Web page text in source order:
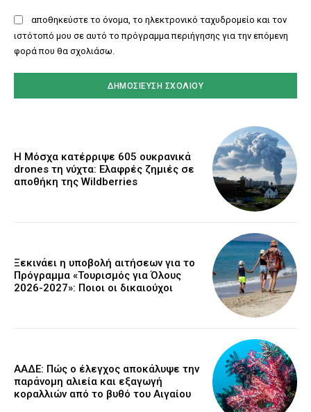
αποθηκεύστε το όνομα, το ηλεκτρονικό ταχυδρομείο και τον
ιστότοπό μου σε αυτό το πρόγραμμα περιήγησης για την επόμενη
φορά που θα σχολιάσω.
Η Μόσχα κατέρριψε 605 ουκρανικά
drones τη νύχτα: Ελαφρές ζημιές σε
αποθήκη της Wildberries
Ξεκινάει η υποβολή αιτήσεων για το
Πρόγραμμα «Τουρισμός για Όλους
2026-2027»: Ποιοι οι δικαιούχοι
ΑΑΔΕ: Πώς ο έλεγχος αποκάλυψε την
παράνομη αλιεία και εξαγωγή
κοραλλιών από το βυθό του Αιγαίου